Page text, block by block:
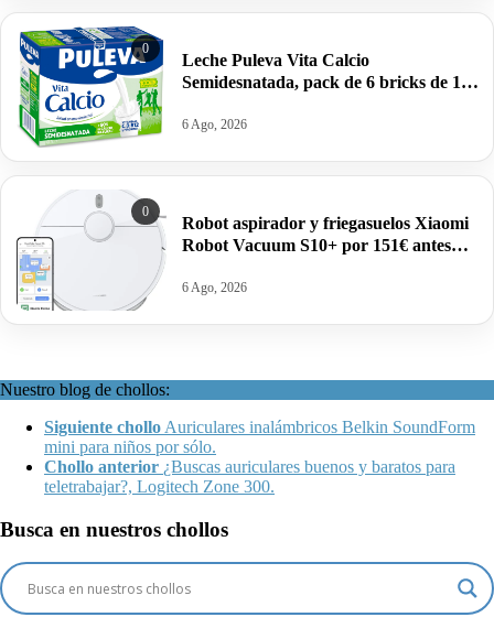
0
Leche Puleva Vita Calcio
Semidesnatada, pack de 6 bricks de 1
6 Ago, 2026
0
Robot aspirador y friegasuelos Xiaomi
Robot Vacuum S10+ por 151€ antes
6 Ago, 2026
Nuestro blog de chollos:
Siguiente chollo Auriculares inalámbricos Belkin SoundForm
mini para niños por sólo.
Chollo anterior ¿Buscas auriculares buenos y baratos para
teletrabajar?, Logitech Zone 300.
Busca en nuestros chollos